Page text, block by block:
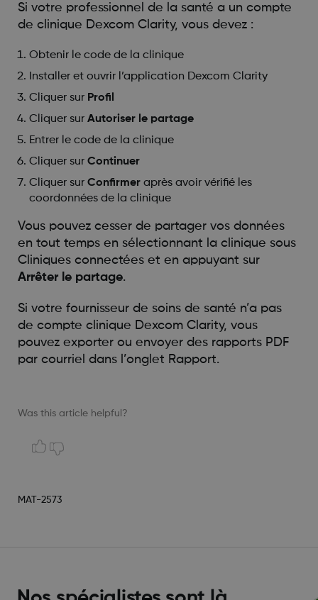
Si votre professionnel de la santé a un compte
de clinique Dexcom Clarity, vous devez :
Obtenir le code de la clinique
Installer et ouvrir l’application Dexcom Clarity
Cliquer sur Profil
Cliquer sur Autoriser le partage
Entrer le code de la clinique
Cliquer sur Continuer
Cliquer sur Confirmeraprès avoir vérifié les
coordonnées de la clinique
Vous pouvez cesser de partager vos données
en tout temps en sélectionnant la clinique sous
Cliniques connectées et en appuyant sur
Arrêter le partage.
Si votre fournisseur de soins de santé n’a pas
de compte clinique Dexcom Clarity, vous
pouvez exporter ou envoyer des rapports PDF
par courriel dans l’onglet Rapport.
Was this article helpful?
MAT-2573